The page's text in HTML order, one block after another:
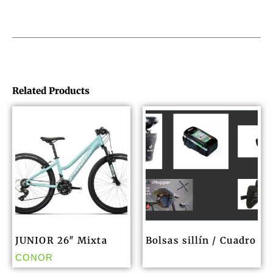
Related Products
JUNIOR 26″ Mixta
CONOR
Bolsas sillín / Cuadro